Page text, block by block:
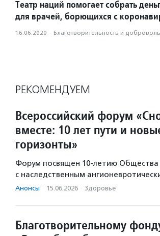
Театр наций помогает собрать
для врачей, борющихся с
16.06.2020 · Благотвори­тель­ность и
РЕКОМЕНДУЕМ
Всероссийский форум
вместе: 10 лет пути и
горизонты»
Форум посвящен 10-летию Общества
с наследственным
Анонсы · 15.06.2026 · Здоровье
Благотворительному